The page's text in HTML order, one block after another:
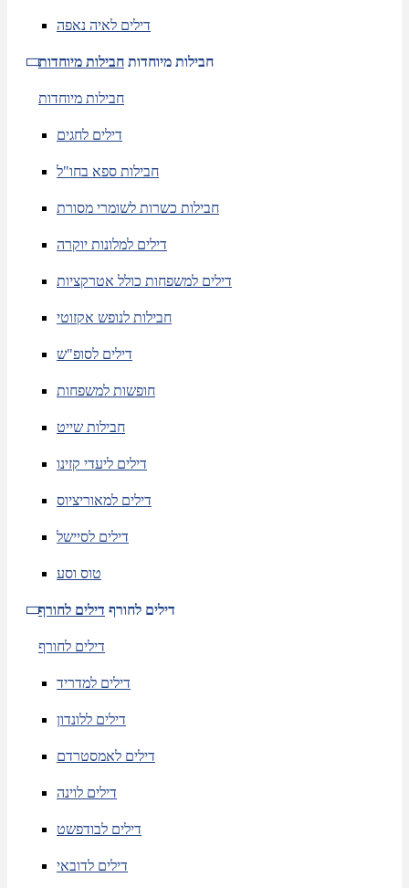
דילים לאיה נאפה
חבילות מיוחדות חבילות מיוחדות
חבילות מיוחדות
דילים לחגים
חבילות ספא בחו"ל
חבילות כשרות לשומרי מסורת
דילים למלונות יוקרה
דילים למשפחות כולל אטרקציות
חבילות לנופש אקזוטי
דילים לסופ"ש
חופשות למשפחות
חבילות שייט
דילים ליעדי קזינו
דילים למאוריציוס
דילים לסיישל
טוס וסע
דילים לחורף דילים לחורף
דילים לחורף
דילים למדריד
דילים ללונדון
דילים לאמסטרדם
דילים לוינה
דילים לבודפשט
דילים לדובאי